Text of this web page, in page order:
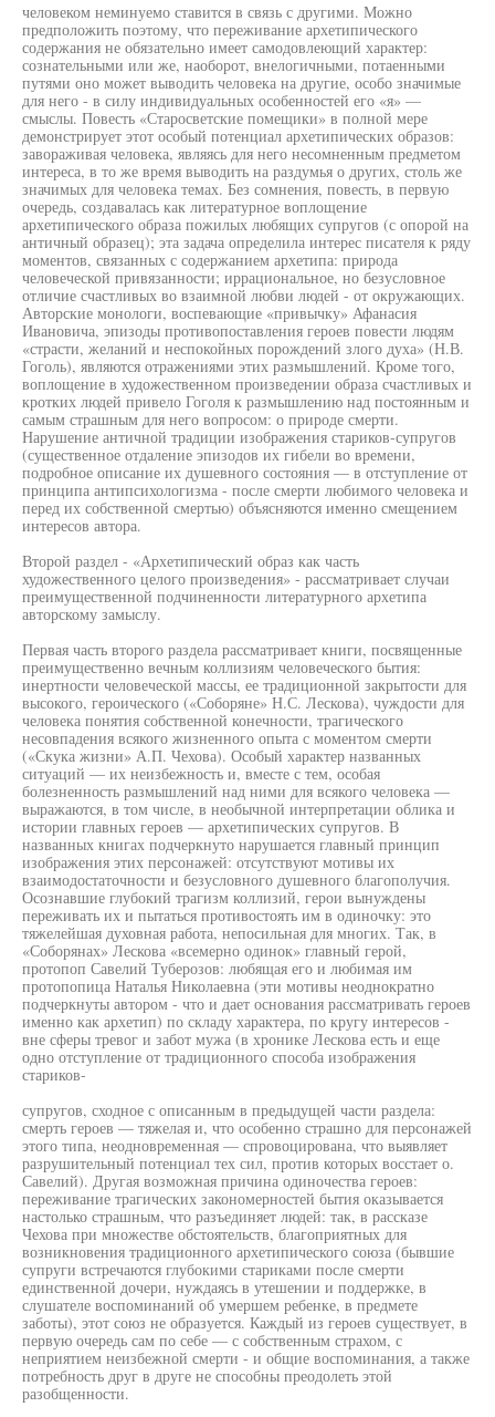
человеком неминуемо ставится в связь с другими. Можно
предположить поэтому, что переживание архетипического
содержания не обязательно имеет самодовлеющий характер:
сознательными или же, наоборот, внелогичными, потаенными
путями оно может выводить человека на другие, особо значимые
для него - в силу индивидуальных особенностей его «я» —
смыслы. Повесть «Старосветские помещики» в полной мере
демонстрирует этот особый потенциал архетипических образов:
завораживая человека, являясь для него несомненным предметом
интереса, в то же время выводить на раздумья о других, столь же
значимых для человека темах. Без сомнения, повесть, в первую
очередь, создавалась как литературное воплощение
архетипического образа пожилых любящих супругов (с опорой на
античный образец); эта задача определила интерес писателя к ряду
моментов, связанных с содержанием архетипа: природа
человеческой привязанности; иррациональное, но безусловное
отличие счастливых во взаимной любви людей - от окружающих.
Авторские монологи, воспевающие «привычку» Афанасия
Ивановича, эпизоды противопоставления героев повести людям
«страсти, желаний и неспокойных порождений злого духа» (Н.В.
Гоголь), являются отражениями этих размышлений. Кроме того,
воплощение в художественном произведении образа счастливых и
кротких людей привело Гоголя к размышлению над постоянным и
самым страшным для него вопросом: о природе смерти.
Нарушение античной традиции изображения стариков-супругов
(существенное отдаление эпизодов их гибели во времени,
подробное описание их душевного состояния — в отступление от
принципа антипсихологизма - после смерти любимого человека и
перед их собственной смертью) объясняются именно смещением
интересов автора.
Второй раздел - «Архетипический образ как часть
художественного целого произведения» - рассматривает случаи
преимущественной подчиненности литературного архетипа
авторскому замыслу.
Первая часть второго раздела рассматривает книги, посвященные
преимущественно вечным коллизиям человеческого бытия:
инертности человеческой массы, ее традиционной закрытости для
высокого, героического («Соборяне» Н.С. Лескова), чуждости для
человека понятия собственной конечности, трагического
несовпадения всякого жизненного опыта с моментом смерти
(«Скука жизни» А.П. Чехова). Особый характер названных
ситуаций — их неизбежность и, вместе с тем, особая
болезненность размышлений над ними для всякого человека —
выражаются, в том числе, в необычной интерпретации облика и
истории главных героев — архетипических супругов. В
названных книгах подчеркнуто нарушается главный принцип
изображения этих персонажей: отсутствуют мотивы их
взаимодостаточности и безусловного душевного благополучия.
Осознавшие глубокий трагизм коллизий, герои вынуждены
переживать их и пытаться противостоять им в одиночку: это
тяжелейшая духовная работа, непосильная для многих. Так, в
«Соборянах» Лескова «всемерно одинок» главный герой,
протопоп Савелий Туберозов: любящая его и любимая им
протопопица Наталья Николаевна (эти мотивы неоднократно
подчеркнуты автором - что и дает основания рассматривать героев
именно как архетип) по складу характера, по кругу интересов -
вне сферы тревог и забот мужа (в хронике Лескова есть и еще
одно отступление от традиционного способа изображения
стариков-
супругов, сходное с описанным в предыдущей части раздела:
смерть героев — тяжелая и, что особенно страшно для персонажей
этого типа, неодновременная — спровоцирована, что выявляет
разрушительный потенциал тех сил, против которых восстает о.
Савелий). Другая возможная причина одиночества героев:
переживание трагических закономерностей бытия оказывается
настолько страшным, что разъединяет людей: так, в рассказе
Чехова при множестве обстоятельств, благоприятных для
возникновения традиционного архетипического союза (бывшие
супруги встречаются глубокими стариками после смерти
единственной дочери, нуждаясь в утешении и поддержке, в
слушателе воспоминаний об умершем ребенке, в предмете
заботы), этот союз не образуется. Каждый из героев существует, в
первую очередь сам по себе — с собственным страхом, с
неприятием неизбежной смерти - и общие воспоминания, а также
потребность друг в друге не способны преодолеть этой
разобщенности.